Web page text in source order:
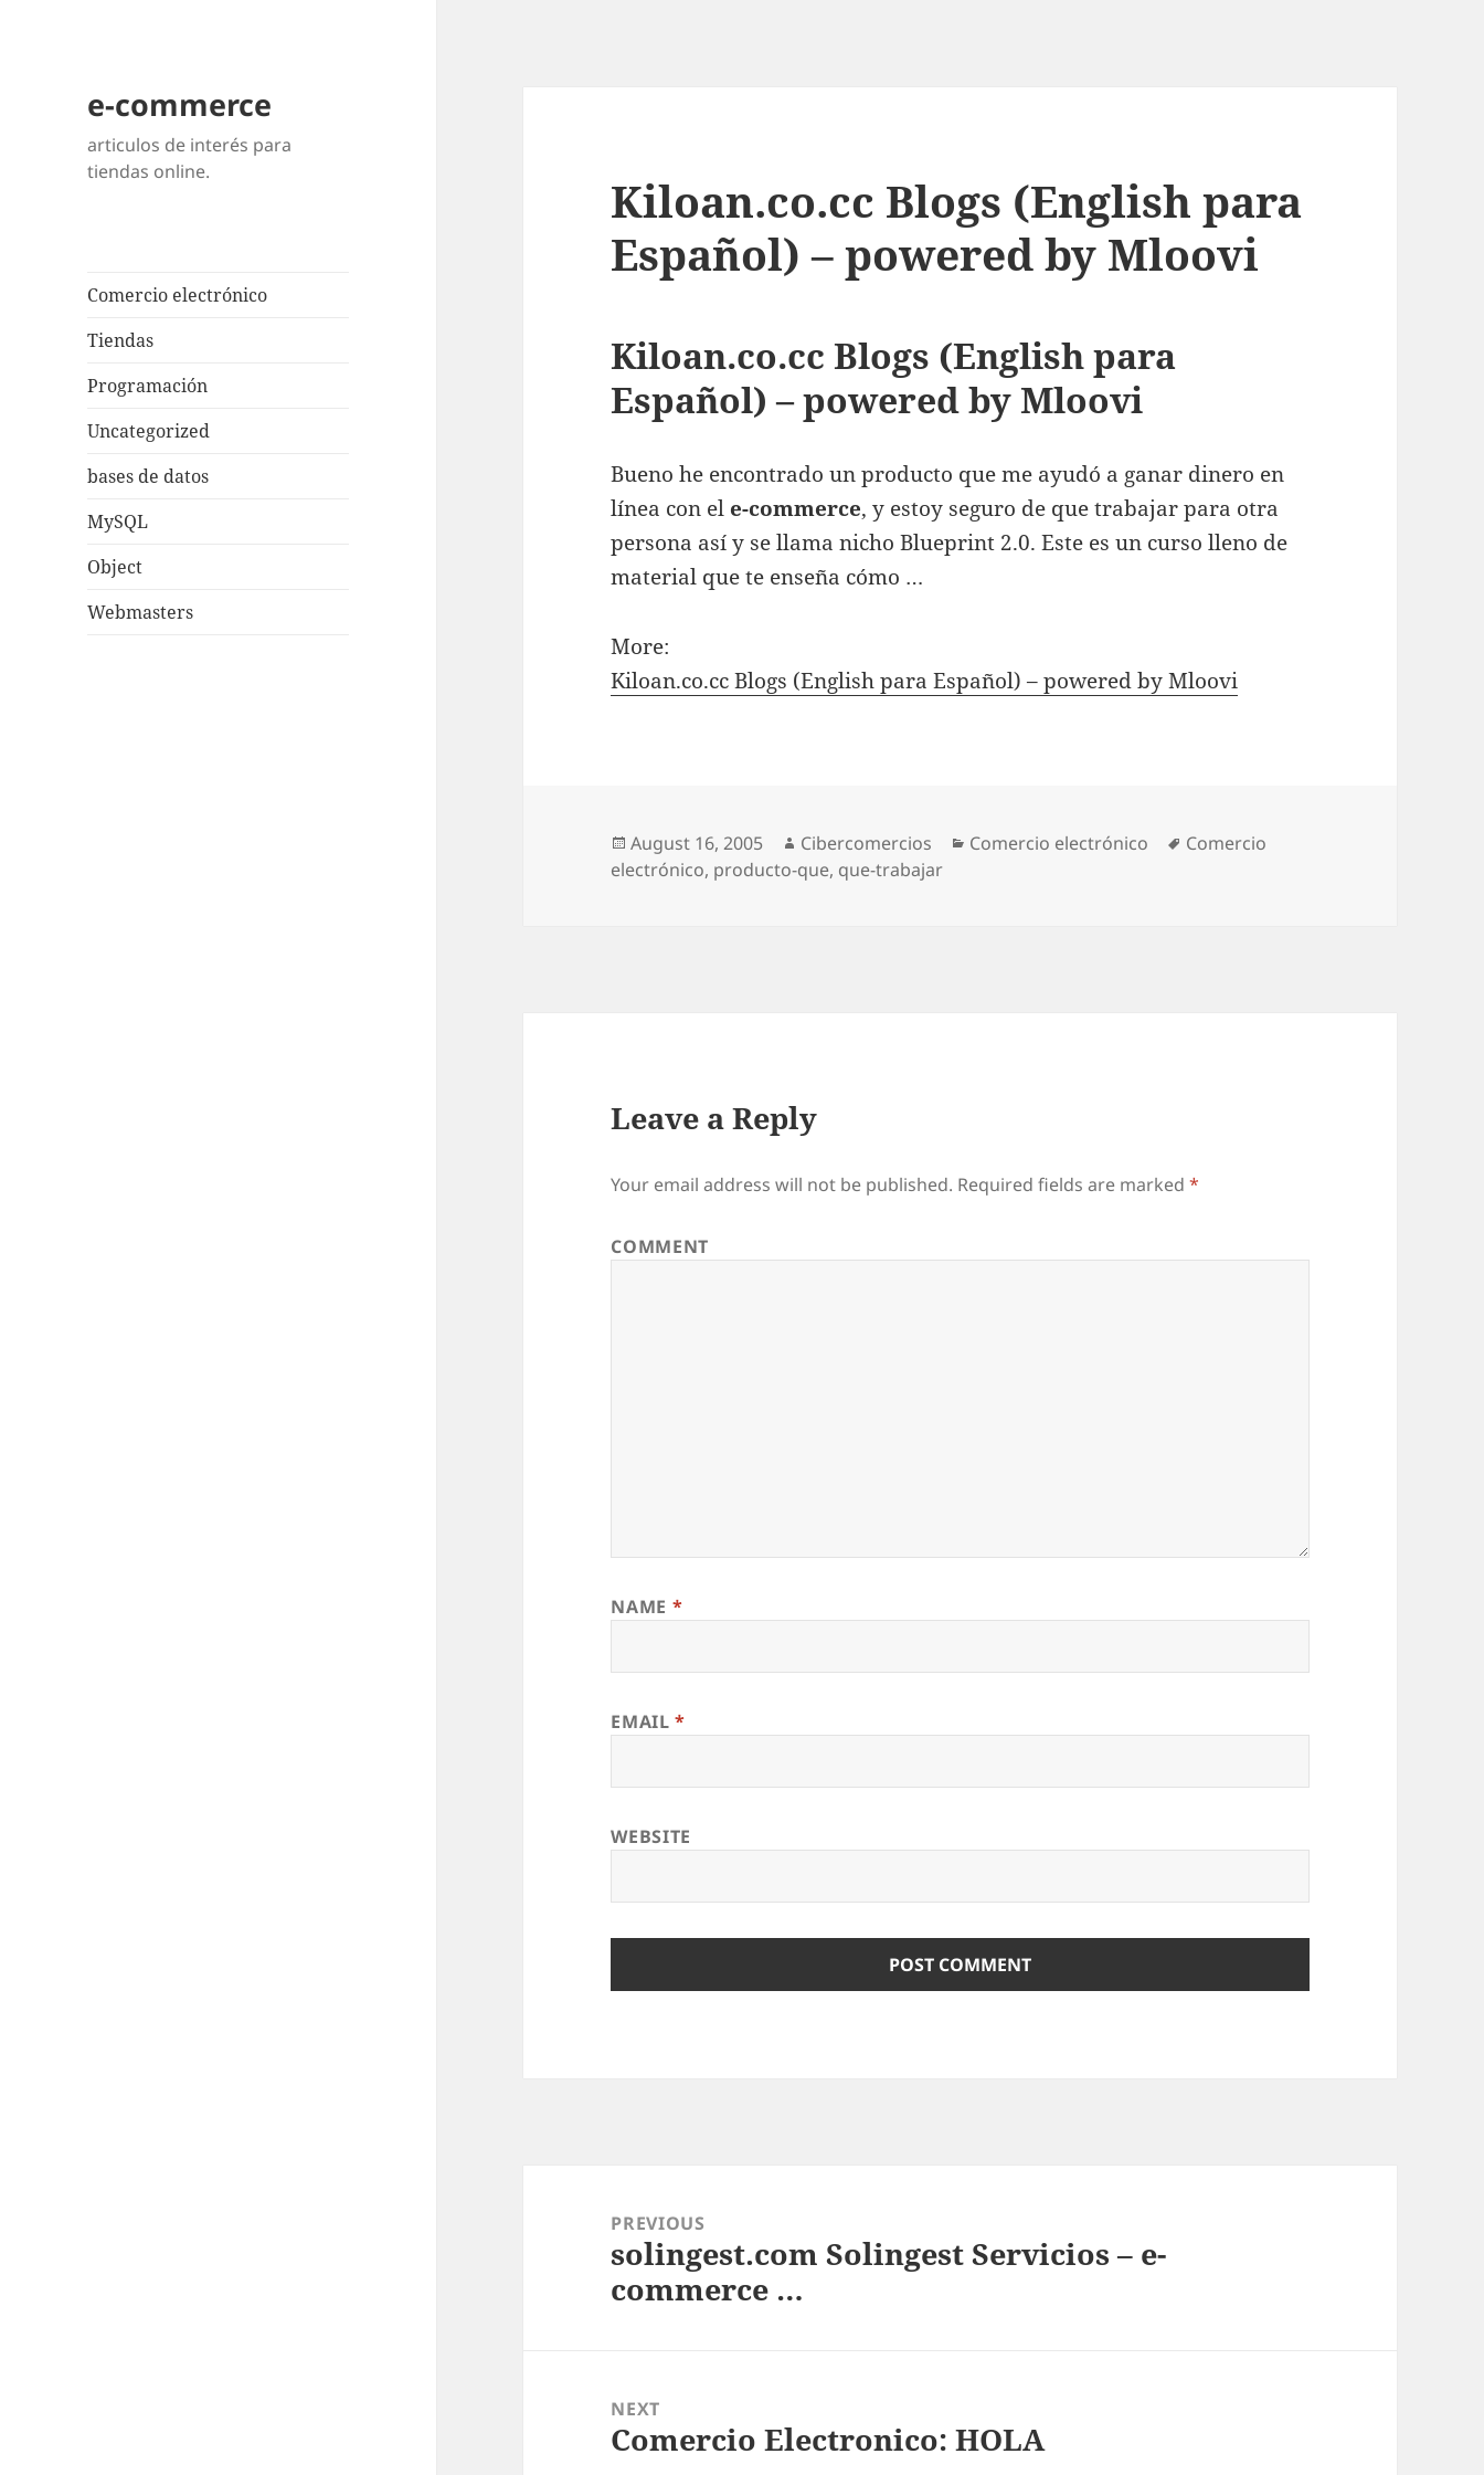
e-commerce
articulos de interés para
tiendas online.
Comercio electrónico
Tiendas
Programación
Uncategorized
bases de datos
MySQL
Object
Webmasters
Kiloan.co.cc Blogs (English para
Español) – powered by Mloovi
Kiloan.co.cc Blogs (English para
Español) – powered by Mloovi
Bueno he encontrado un producto que me ayudó a ganar dinero en
línea con el e-commerce, y estoy seguro de que trabajar para otra
persona así y se llama nicho Blueprint 2.0. Este es un curso lleno de
material que te enseña cómo …
More:
Kiloan.co.cc Blogs (English para Español) – powered by Mloovi
Posted
on
August 16, 2005 Author
Cibercomercios Categories
Comercio electrónico Tags
Comercio
electrónico, producto-que, que-trabajar
Leave a Reply
Your email address will not be published. Required fields are marked*
COMMENT
NAME *
EMAIL*
WEBSITE
navigationPREVIOUS
Previous
post:
solingest.com Solingest Servicios – e-
commerce …
NEXT
Next
Comercio Electronico: HOLA